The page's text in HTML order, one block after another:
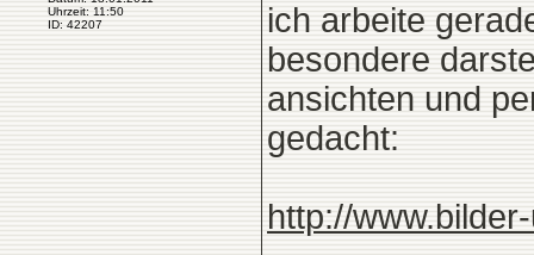
Uhrzeit: 11:50
ID: 42207
ich arbeite
besondere
ansichten und
gedacht:
http://